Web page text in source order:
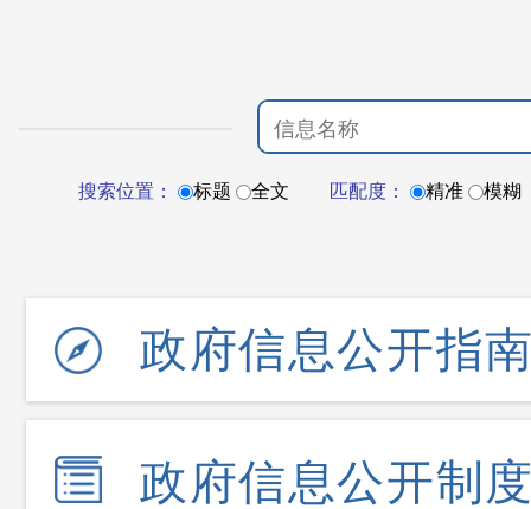
搜索位置： 标题 全文 匹配度： 精准 模糊
政府信息公开指
政府信息公开制